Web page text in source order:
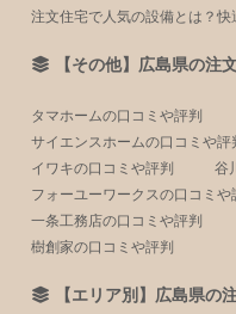
注文住宅で人気の設備とは？
【その他】広島県の注
タマホームの口コミや評判
サイエンスホームの口コミや評
イワキの口コミや評判
谷
フォーユーワークスの口コミや
一条工務店の口コミや評判
樹創家の口コミや評判
【エリア別】広島県の